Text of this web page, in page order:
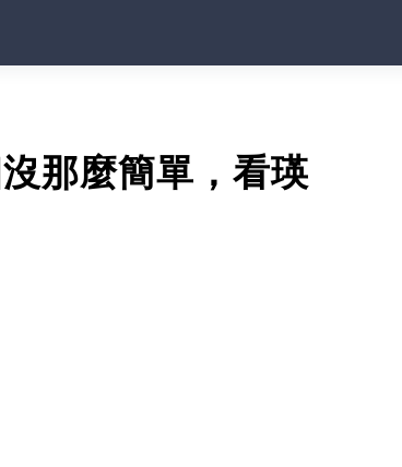
那麼簡單，看瑛